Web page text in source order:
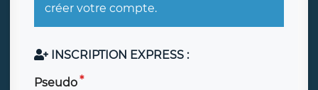
créer votre compte.
INSCRIPTION EXPRESS :
Pseudo